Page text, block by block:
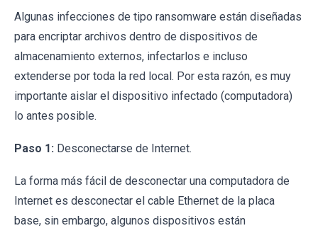
Algunas infecciones de tipo ransomware están diseñadas
para encriptar archivos dentro de dispositivos de
almacenamiento externos, infectarlos e incluso
extenderse por toda la red local. Por esta razón, es muy
importante aislar el dispositivo infectado (computadora)
lo antes posible.
Paso 1: Desconectarse de Internet.
La forma más fácil de desconectar una computadora de
Internet es desconectar el cable Ethernet de la placa
base, sin embargo, algunos dispositivos están